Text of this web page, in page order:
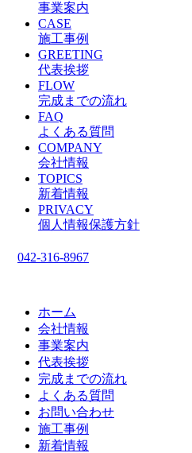
事業案内
CASE
施工事例
GREETING
代表挨拶
FLOW
完成までの流れ
FAQ
よくある質問
COMPANY
会社情報
TOPICS
新着情報
PRIVACY
個人情報保護方針
042-316-8967
ホーム
会社情報
事業案内
代表挨拶
完成までの流れ
よくある質問
お問い合わせ
施工事例
新着情報